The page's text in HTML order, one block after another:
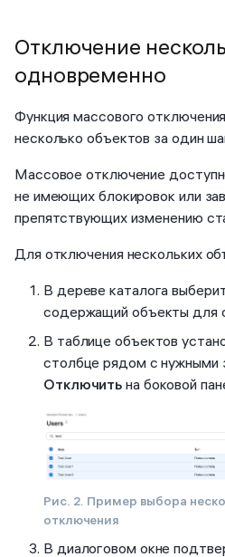
Отключение
одновременно
Функция массового
несколько объектов за один
Массовое отключение
не имеющих блокировок или
препятствующих изменению
Для отключения нескольких
В дереве каталога
содержащий объекты для
В таблице объектов
столбце рядом с нужными
Отключить на боковой
Рис. 2. Пример выбора
отключения
В диалоговом окне